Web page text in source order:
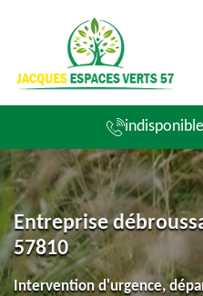
indisponible
Entreprise
57810
Intervention d'urgence,